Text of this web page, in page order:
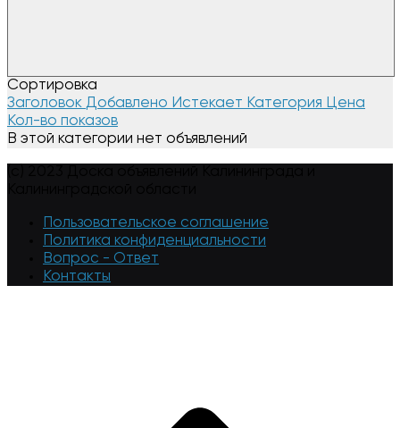
Сортировка
Заголовок Добавлено Истекает Категория Цена
Кол-во показов
В этой категории нет объявлений
Пользовательское соглашение
Политика конфиденциальности
Вопрос - Ответ
Контакты